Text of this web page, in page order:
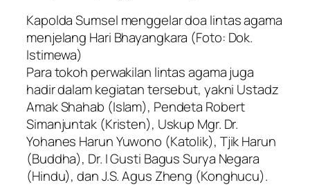
Kapolda Sumsel menggelar doa lintas agama
menjelang Hari Bhayangkara (Foto: Dok.
Istimewa)
Para tokoh perwakilan lintas agama juga
hadir dalam kegiatan tersebut, yakni Ustadz
Amak Shahab (Islam), Pendeta Robert
Simanjuntak (Kristen), Uskup Mgr. Dr.
Yohanes Harun Yuwono (Katolik), Tjik Harun
(Buddha), Dr. I Gusti Bagus Surya Negara
(Hindu), dan J.S. Agus Zheng (Konghucu).